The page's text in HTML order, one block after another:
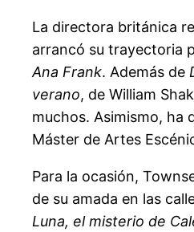
La directora británica
arrancó su trayectoria
Ana Frank. Además de
verano, de William
muchos. Asimismo, ha
Máster de Artes
Para la ocasión,
de su amada en las
Luna, el misterio de